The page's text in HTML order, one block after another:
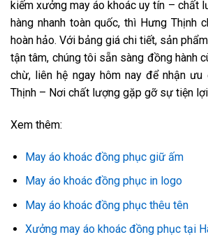
kiếm xưởng may áo khoác uy tín – chất
hàng nhanh toàn quốc, thì Hưng Thịnh
hoàn hảo. Với bảng giá chi tiết, sản
tận tâm, chúng tôi sẵn sàng đồng hành
chừ, liên hệ ngay hôm nay để nhận
Thịnh – Nơi chất lượng gặp gỡ sự tiện
Xem thêm:
May áo khoác đồng phục giữ ấm
May áo khoác đồng phục in logo
May áo khoác đồng phục thêu tên
Xưởng may áo khoác đồng phục tại